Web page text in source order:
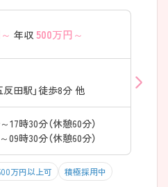
年収 500万円～
反田駅」徒歩8分 他
17時30分（休憩60分）
09時30分（休憩60分）
万円以上可 積極採用中